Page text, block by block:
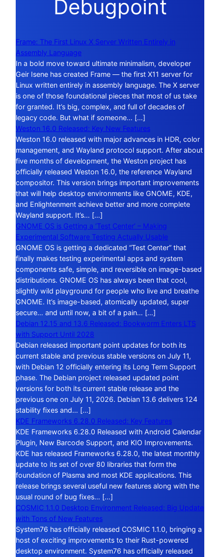
Debugpoint
Frame: The First Linux X Server Written Entirely in
Assembly Language
In a bold move toward ultimate minimalism, developer
Geir Isene has created Frame — the first X11 server for
Linux written entirely in assembly language. The X server
is one of those foundational pieces that most of us take
for granted. It’s big, complex, and full of decades of
legacy code. But what if someone… […]
Weston 16.0 Released: Key New Features
Weston 16.0 released with major advances in HDR, color
management, and Wayland protocol support. After about
five months of development, the Weston project has
officially released Weston 16.0, the reference Wayland
compositor. This version brings important improvements
that will help desktop environments like GNOME, KDE,
and Enlightenment achieve better and more complete
Wayland support. It’s… […]
GNOME OS is Getting a ‘Test Center’ – Making
Experimental Software Testing Actually Usable
GNOME OS is getting a dedicated “Test Center” that
finally makes testing experimental apps and system
components safe, simple, and reversible on image-based
distributions. GNOME OS has always been that cool,
slightly wild playground for people who live and breathe
GNOME. It’s image-based, atomically updated, super
secure… and until now, a bit of a pain… […]
Debian 12.15 and 13.6 Released: Bookworm Enters LTS
with Support Until 2028
Debian released important point updates for both its
current stable and previous stable versions on July 11,
with Debian 12 officially entering its Long Term Support
phase. The Debian project released updated point
versions for both its current stable release and the
previous one on July 11, 2026. Debian 13.6 delivers 124
stability fixes and… […]
KDE Frameworks 6.28.0 Released: Key Features
KDE Frameworks 6.28.0 Released with Android Calendar
Plugin, New Barcode Support, and KIO Improvements.
KDE has released Frameworks 6.28.0, the latest monthly
update to its set of over 80 libraries that form the
foundation of Plasma and most KDE applications. This
release brings several useful new features along with the
usual round of bug fixes… […]
COSMIC 1.1.0 Desktop Environment Released: Big Update
with Tons of New Features
System76 has officially released COSMIC 1.1.0, bringing a
host of exciting improvements to their Rust-powered
desktop environment. System76 has officially released